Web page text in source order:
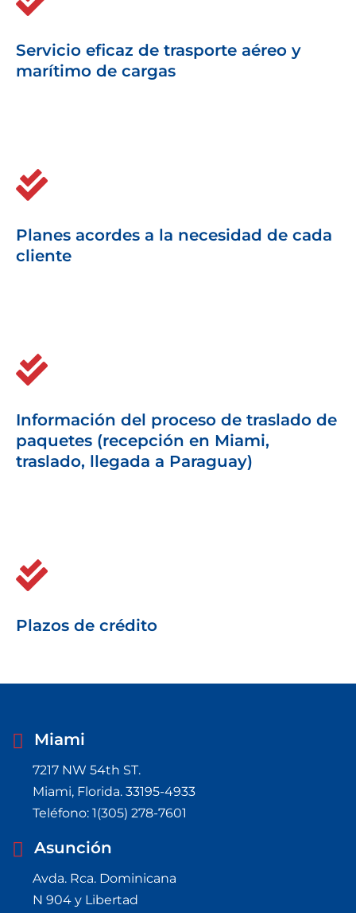
Servicio eficaz de trasporte aéreo y
marítimo de cargas
Planes acordes a la necesidad de cada
cliente
Información del proceso de traslado de
paquetes (recepción en Miami,
traslado, llegada a Paraguay)
Plazos de crédito
Miami
7217 NW 54th ST.
Miami, Florida. 33195-4933
Teléfono: 1(305) 278-7601
Asunción
Avda. Rca. Dominicana
N 904 y Libertad